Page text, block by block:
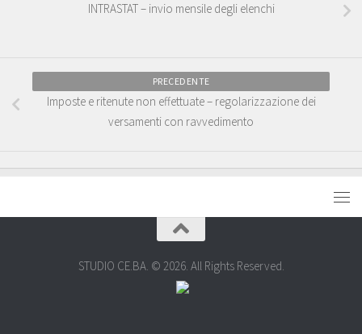
INTRASTAT – invio mensile degli elenchi
PRECEDENTE
Imposte e ritenute non effettuate – regolarizzazione dei
versamenti con ravvedimento
STUDIO CE.BA. © 2026. All Rights Reserved.